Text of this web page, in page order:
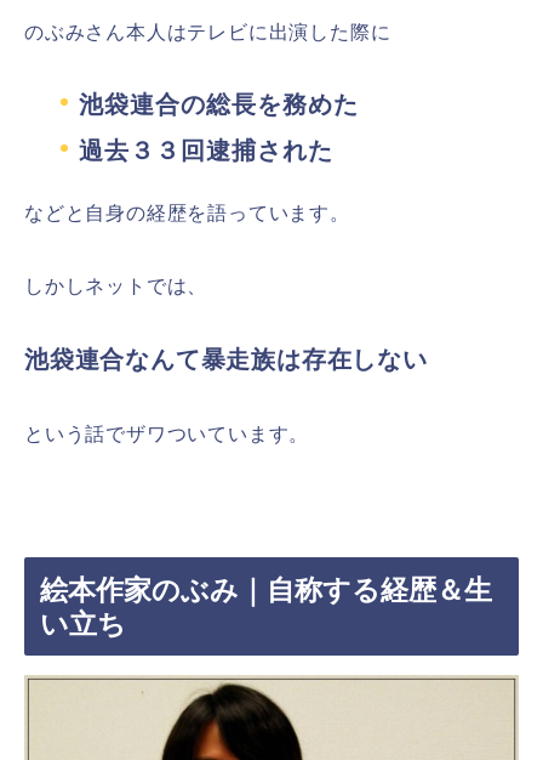
のぶみさん本人はテレビに出演した際に
池袋連合の総長を務めた
過去３３回逮捕された
などと自身の経歴を語っています。
しかしネットでは、
池袋連合なんて暴走族は存在しない
という話でザワついています。
絵本作家のぶみ｜自称する経歴＆生
い立ち